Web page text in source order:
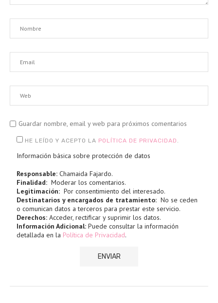
Guardar nombre, email y web para próximos comentarios
HE LEÍDO Y ACEPTO LA POLÍTICA DE PRIVACIDAD
Información básica sobre protección de datos
Responsable: Chamaida Fajardo.
Finalidad: Moderar los comentarios.
Legitimación: Por consentimiento del interesado.
Destinatarios y encargados de tratamiento: No se ceden
o comunican datos a terceros para prestar este servicio.
Derechos: Acceder, rectificar y suprimir los datos.
Información Adicional: Puede consultar la información
detallada en la Política de Privacidad.